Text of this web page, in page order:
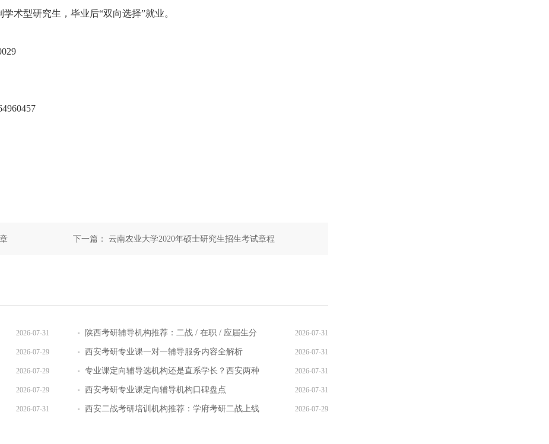
型研究生，毕业后“双向选择”就业。
下一篇： 云南农业大学2020年硕士研究生招生考试章程
2026-07-31 陕西考研辅导机构推荐：二战 / 在职 / 应届生分
层教学方案
2026-07-31
2026-07-29 西安考研专业课一对一辅导服务内容全解析 2026-07-31
2026-07-29 专业课定向辅导选机构还是直系学长？西安两种
模式全对比
2026-07-31
2026-07-29 西安考研专业课定向辅导机构口碑盘点 2026-07-31
2026-07-31 西安二战考研培训机构推荐：学府考研二战上线 2026-07-29